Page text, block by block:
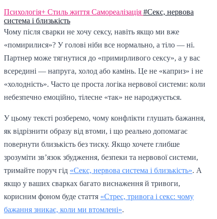
Психологія+ Стиль життя Самореалізація #Секс, нервова
система і близькість
Чому після сварки не хочу сексу, навіть якщо ми вже
«помирилися»? У голові ніби все нормально, а тіло — ні.
Партнер може тягнутися до «примирливого сексу», а у вас
всередині — напруга, холод або камінь. Це не «каприз» і не
«холодність». Часто це проста логіка нервової системи: коли
небезпечно емоційно, тілесне «так» не народжується.
У цьому тексті розберемо, чому конфлікти глушать бажання,
як відрізнити образу від втоми, і що реально допомагає
повернути близькість без тиску. Якщо хочете глибше
зрозуміти зв’язок збудження, безпеки та нервової системи,
тримайте поруч гід «Секс, нервова система і близькість». А
якщо у ваших сварках багато виснаження й тривоги,
корисним фоном буде стаття «Стрес, тривога і секс: чому
бажання зникає, коли ми втомлені».